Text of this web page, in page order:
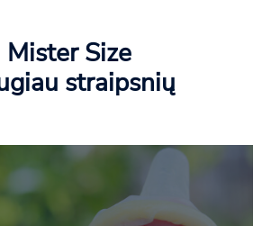
Mister Size
straipsnių